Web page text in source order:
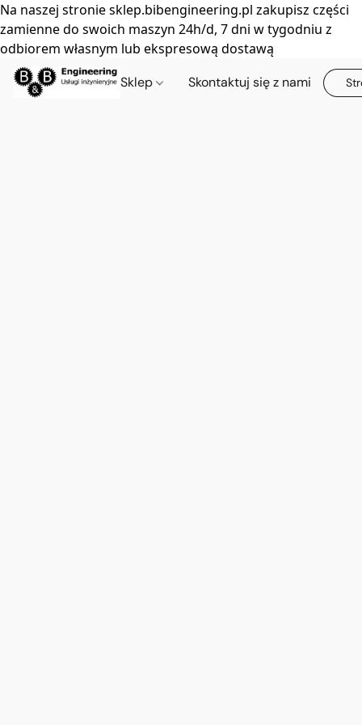
Na naszej stronie sklep.bibengineering.pl zakupisz części
zamienne do swoich maszyn 24h/d, 7 dni w tygodniu z
odbiorem własnym lub ekspresową dostawą
Sklep Skontaktuj się z nami